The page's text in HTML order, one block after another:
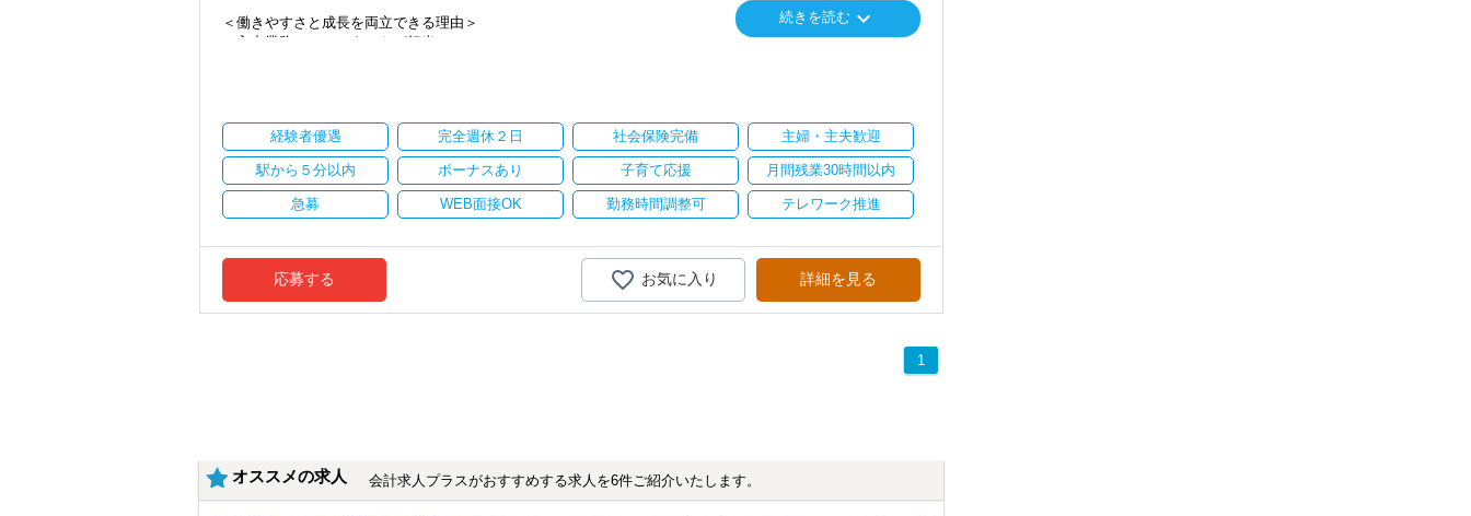
・入社時期は柔軟に対応
＜働きやすさと成長を両立できる理由＞
・入力業務はアシスタントが担当
・顧客と直接折衝する機会が豊富
・経験値が自然と積み上がる環境
＜働きやすい環境＞
・有給取得率90％以上
・年間休日125日以上
・男性の育休取得率100％
・テレワーク導入済み
・全席デュアルモニタ完備
＜成長中の税理士法人＞
・全国14拠点で事業展開
続きを読む keyboard_arrow_down
経験者優遇 完全週休２日 社会保険完備 主婦・主夫歓迎
駅から５分以内 ボーナスあり 子育て応援 月間残業30時間以内
急募 WEB面接OK 勤務時間調整可 テレワーク推進
応募する 詳細を見る
お気に入り
1
オススメの求人 会計求人プラスがおすすめする求人を6件ご紹介いたします。